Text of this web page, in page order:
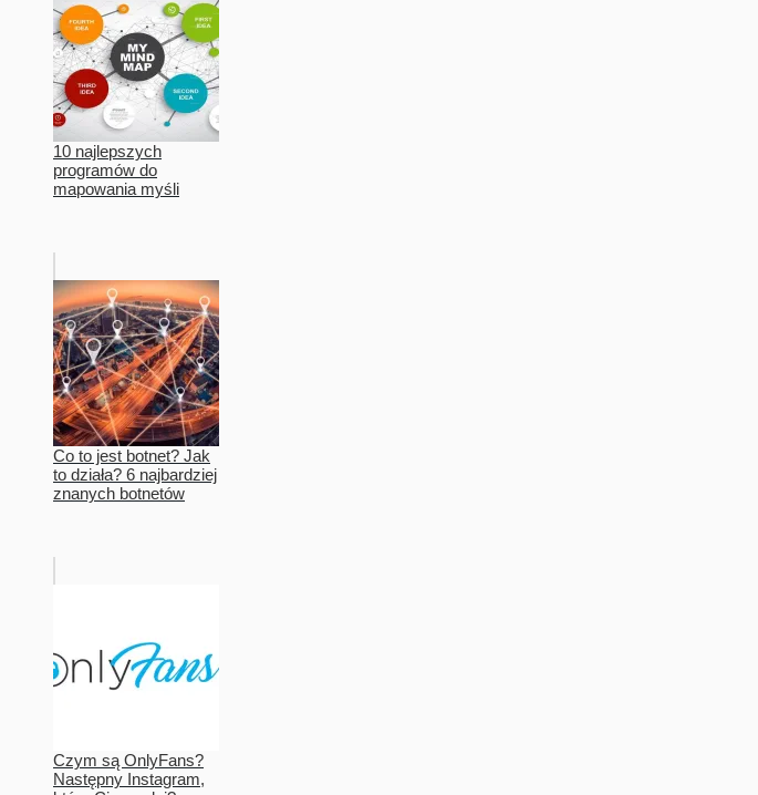
10 najlepszych
programów do
mapowania myśli
Co to jest botnet? Jak
to działa? 6 najbardziej
znanych botnetów
Czym są OnlyFans?
Następny Instagram,